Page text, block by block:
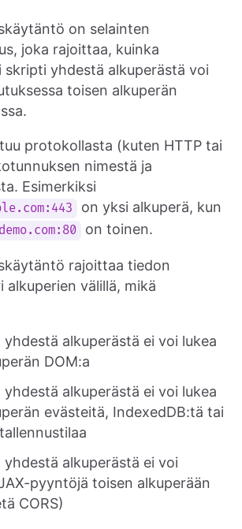
on selainten
joka rajoittaa, kuinka
yhdestä alkuperästä voi
toisen alkuperän
protokollasta (kuten HTTP tai
nimestä ja
Esimerkiksi
on yksi alkuperä, kun
on toinen.
rajoittaa tiedon
alkuperien välillä, mikä
alkuperästä ei voi lukea
DOM:a
alkuperästä ei voi lukea
evästeitä, IndexedDB:tä tai
alkuperästä ei voi
pyyntöjä toisen alkuperään
CORS)